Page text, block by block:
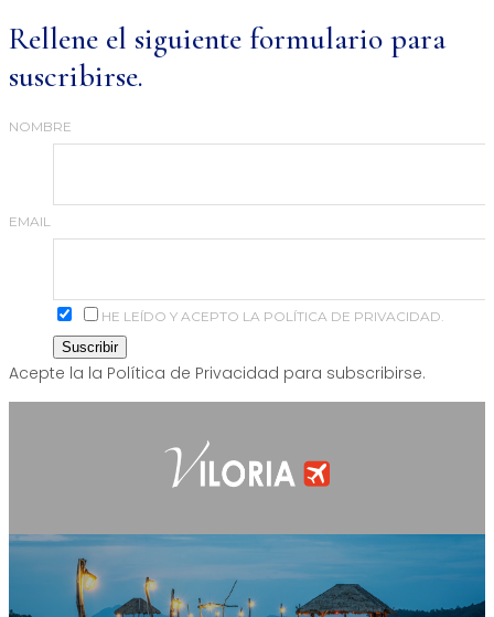
Rellene el siguiente formulario para
suscribirse.
NOMBRE
EMAIL
HE LEÍDO Y ACEPTO LA POLÍTICA DE PRIVACIDAD.
Acepte la la Política de Privacidad para subscribirse.